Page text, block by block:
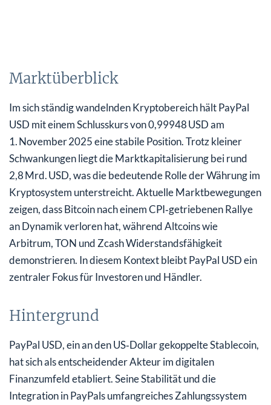
Marktüberblick
Im sich ständig wandelnden Kryptobereich hält PayPal
USD mit einem Schlusskurs von 0,99948 USD am
1. November 2025 eine stabile Position. Trotz kleiner
Schwankungen liegt die Marktkapitalisierung bei rund
2,8 Mrd. USD, was die bedeutende Rolle der Währung im
Kryptosystem unterstreicht. Aktuelle Marktbewegungen
zeigen, dass Bitcoin nach einem CPI‑getriebenen Rallye
an Dynamik verloren hat, während Altcoins wie
Arbitrum, TON und Zcash Widerstandsfähigkeit
demonstrieren. In diesem Kontext bleibt PayPal USD ein
zentraler Fokus für Investoren und Händler.
Hintergrund
PayPal USD, ein an den US‑Dollar gekoppelte Stablecoin,
hat sich als entscheidender Akteur im digitalen
Finanzumfeld etabliert. Seine Stabilität und die
Integration in PayPals umfangreiches Zahlungssystem